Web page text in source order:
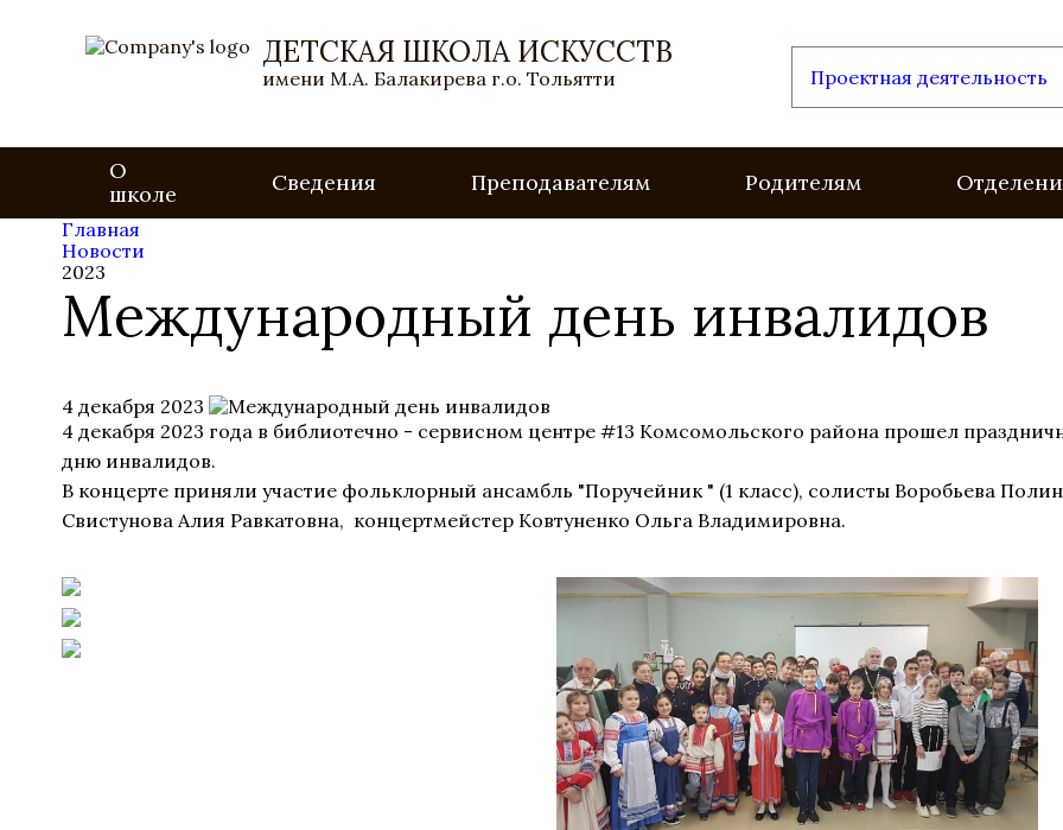
ДЕТСКАЯ ШКОЛА ИСКУССТВ
имени М.А. Балакирева г.о. Тольятти Проектная деятельность
О
школе
Сведения Преподавателям Родителям
Главная
Новости
2023
Международный день инвалидов
4 декабря 2023
4 декабря 2023 года в библиотечно - сервисном центре #13 Комсомольского района прошел
дню инвалидов.
В концерте приняли участие фольклорный ансамбль "Поручейник " (1 класс), солисты Воробьева
Свистунова Алия Равкатовна, концертмейстер Ковтуненко Ольга Владимировна.